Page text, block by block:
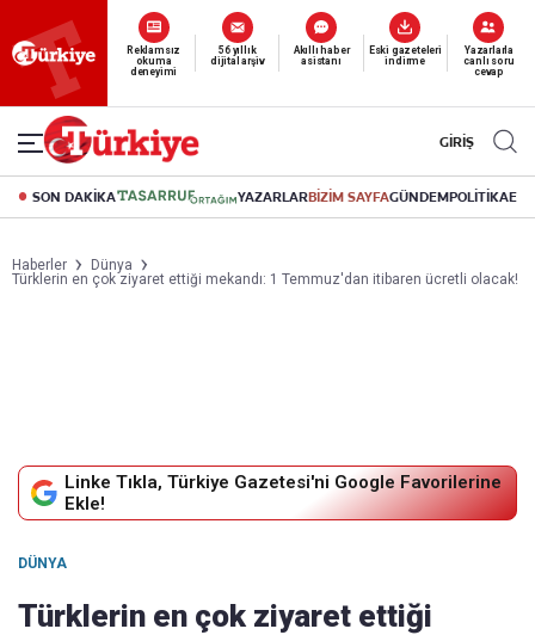
Reklamsız
okuma
deneyimi
56 yıllık
dijital arşiv
Akıllı haber
asistanı
Eski gazeteleri
indirme
Yazarlarla
canlı soru
cevap
GİRİŞ
SON DAKİKA YAZARLARBİZİM SAYFAGÜNDEMPOLİTİKA
Haberler
Dünya
Türklerin en çok ziyaret ettiği mekandı: 1 Temmuz'dan itibaren ücretli olacak!
Linke Tıkla, Türkiye Gazetesi'ni Google Favorilerine
Ekle!
DÜNYA
Türklerin en çok ziyaret ettiği